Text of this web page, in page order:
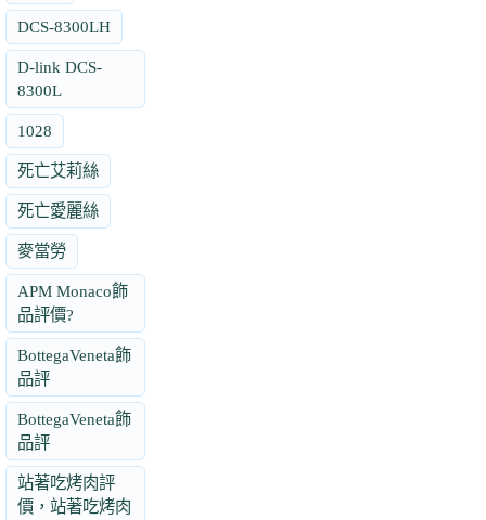
DCS-8300LH
D-link DCS-
8300L
1028
死亡艾莉絲
死亡愛麗絲
麥當勞
APM Monaco飾
品評價?
BottegaVeneta飾
品評
BottegaVeneta飾
品評
站著吃烤肉評
價，站著吃烤肉